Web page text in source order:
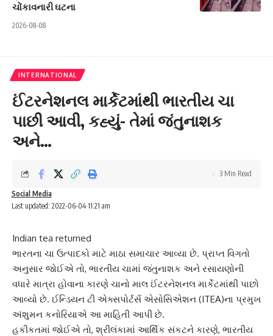
ચોંકાવનારી ઘટના
2026-08-08
INTERNATIONAL
ઈંટરનેશનલ માર્કેટમાંથી ભારતીય ચા
પાછી આવી, કહ્યું- તેમાં જંતુનાશક
અને…
Last updated: 2022-06-04 11:21 am
Social Media
3 Min Read
Indian tea returned
ભારતના ચા ઉત્પાદકો માટે માઠા સમાચાર આવ્યા છે. પ્રાપ્ત વિગતો
અનુસાર જોઈએ તો, ભારતીય ચામાં જંતુનાશક અને રસાયણોની
વધારે માત્રા હોવાના કારણે ચાનો માલ ઈંટરનેશનલ માર્કેટમાંથી પાછો
આવ્યો છે. ઈન્ડિયન ટી એક્સપોર્ટર્સ એસોસિએશન (ITEA)ના પ્રમુખ
અંશુમન કનોરિયાએ આ માહિતી આપી છે.
હકીકતમાં જોઈએ તો, શ્રીલંકામાં આર્થિક સંકટને કારણે, ભારતીય